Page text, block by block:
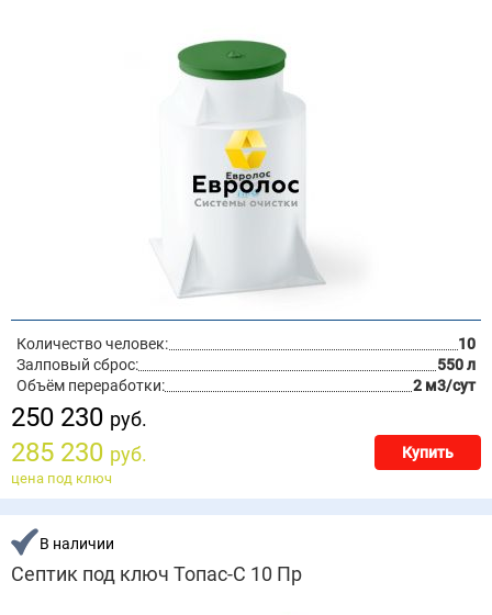
Количество человек:
10
Залповый сброс:
550 л
Объём переработки:
2 м3/сут
250 230 руб.
285 230 руб. Купить
цена под ключ
В наличии
Септик под ключ Топас-С 10 Пр